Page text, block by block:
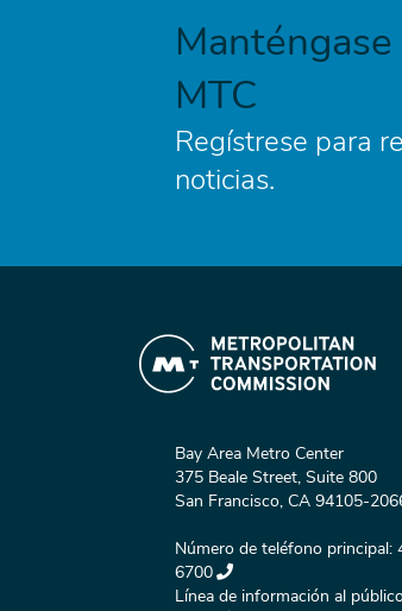
MTC
Regístrese para
noticias.
Bay Area Metro Center
375 Beale Street, Suite 800
San Francisco, CA 94105-
Número de teléfono principal:
6700
Línea de información al